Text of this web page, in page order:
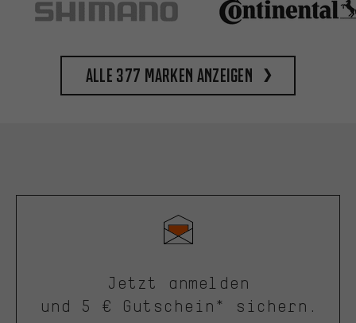
Alle 377 Marken anzeigen
Jetzt anmelden
und 5 € Gutschein* sichern.